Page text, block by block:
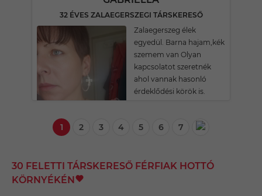
32 ÉVES ZALAEGERSZEGI TÁRSKERESŐ
Zalaegerszeg élek
egyedül. Barna hajam,kék
szemem van Olyan
kapcsolatot szeretnék
ahol vannak hasonló
érdeklődési körök is.
1 2 3 4 5 6 7
30 FELETTI TÁRSKERESŐ FÉRFIAK HOTTÓ
KÖRNYÉKÉN